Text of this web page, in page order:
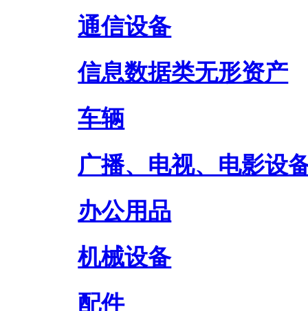
通信设备
信息数据类无形资产
车辆
广播、电视、电影设
办公用品
机械设备
配件